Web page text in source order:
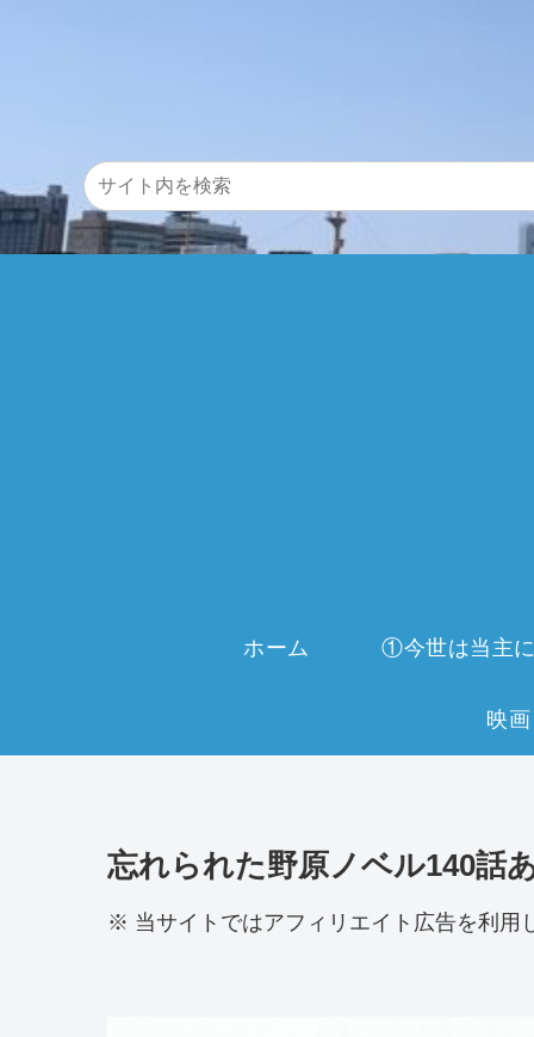
ホーム
忘れられた野原ノベル140話
※ 当サイトではアフィリエイト広告を利用